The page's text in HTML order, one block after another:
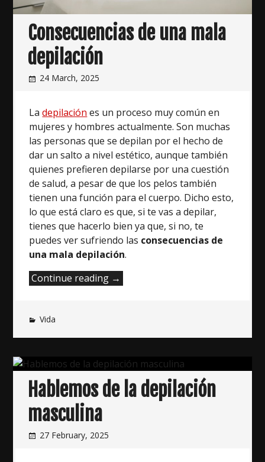
Consecuencias de una mala
depilación
24 March, 2025
Ladepilación es un proceso muy común en
mujeres y hombres actualmente. Son muchas
las personas que se depilan por el hecho de
dar un salto a nivel estético, aunque también
quienes prefieren depilarse por una cuestión
de salud, a pesar de que los pelos también
tienen una función para el cuerpo. Dicho esto,
lo que está claro es que, si te vas a depilar,
tienes que hacerlo bien ya que, si no, te
puedes ver sufriendo las consecuencias de
una mala depilación.
Continue reading “Consecuencias
→
Vida
Hablemos de la depilación
masculina
27 February, 2025